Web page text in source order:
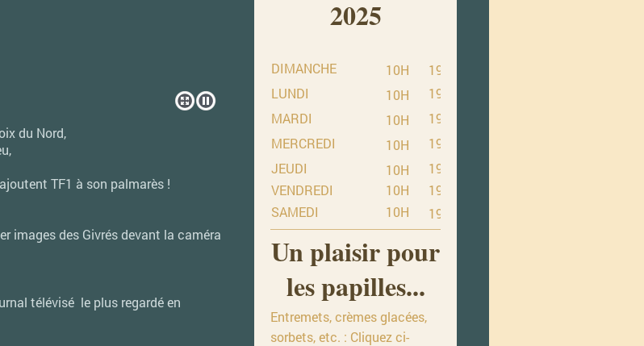
du Nord,
TF1 à son palmarès !
images des Givrés devant la caméra
télévisé le plus regardé en
2025
DIMANCHE 10H
19H
LUNDI
10H
19H
MARDI
10H
19H
MERCREDI
10H
19H
JEUDI
10H
19H
VENDREDI
10H
19H
SAMEDI
10H 19H
Un plaisir pour
les papilles...
Entremets, crèmes glacées,
sorbets, etc. : Cliquez ci-